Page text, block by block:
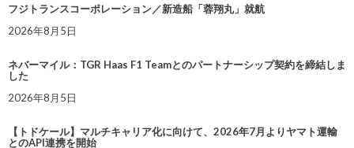
フジトランスコーポレーション／新造船「蓉翔丸」就航
2026年8月5日
ネバーマイル：TGR Haas F1 Teamとのパートナーシップ契約を締結しま
した
2026年8月5日
【トドケール】マルチキャリア化に向けて、2026年7月よりヤマト運輸
とのAPI連携を開始